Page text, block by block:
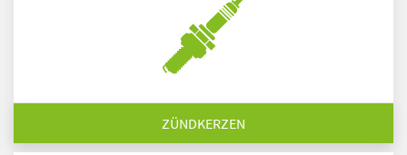
ZÜNDKERZEN